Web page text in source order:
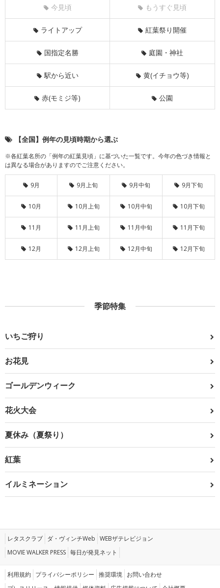
今見頃 もうすぐ見頃
ライトアップ 紅葉祭り開催
国指定名勝 庭園・神社
駅から近い 黄(イチョウ等)
赤(モミジ等) 公園
【全国】例年の見頃時期から選ぶ
※各紅葉名所の「例年の紅葉見頃」に基づいた一覧です。今年の色づき情報と
は異なる場合がありますのでご注意ください。
9月 9月上旬 9月中旬 9月下旬
10月 10月上旬 10月中旬 10月下旬
11月 11月上旬 11月中旬 11月下旬
12月 12月上旬 12月中旬 12月下旬
季節特集
いちご狩り
お花見
ゴールデンウィーク
花火大会
夏休み（夏祭り）
紅葉
イルミネーション
レタスクラブ ダ・ヴィンチWeb WEBザテレビジョン
MOVIE WALKER PRESS 毎日が発見ネット
利用規約 プライバシーポリシー 推奨環境 お問い合わせ